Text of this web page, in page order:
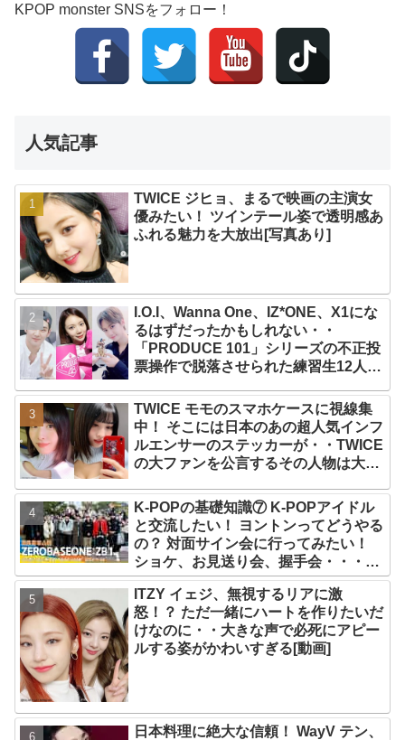
KPOP monster SNSをフォロー！
人気記事
TWICE ジヒョ、まるで映画の主演女
優みたい！ ツインテール姿で透明感あ
ふれる魅力を大放出[写真あり]
I.O.I、Wanna One、IZ*ONE、X1にな
るはずだったかもしれない・・
「PRODUCE 101」シリーズの不正投
票操作で脱落させられた練習生12人の
TWICE モモのスマホケースに視線集
中！ そこには日本のあの超人気インフ
ルエンサーのステッカーが・・TWICE
の大ファンを公言するその人物は大よ
と話題沸騰
K-POPの基礎知識⑦ K-POPアイドル
と交流したい！ ヨントンってどうやる
の？ 対面サイン会に行ってみたい！
ショケ、お見送り会、握手会・・・リ
リースイベントあれこれを紹介
ITZY イェジ、無視するリアに激
怒！？ ただ一緒にハートを作りたいだ
けなのに・・大きな声で必死にアピー
ルする姿がかわいすぎる[動画]
日本料理に絶大な信頼！ WayV テン、